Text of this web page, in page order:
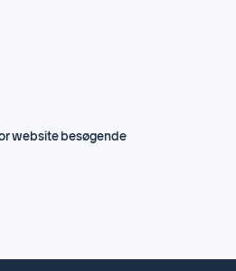
website besøgende